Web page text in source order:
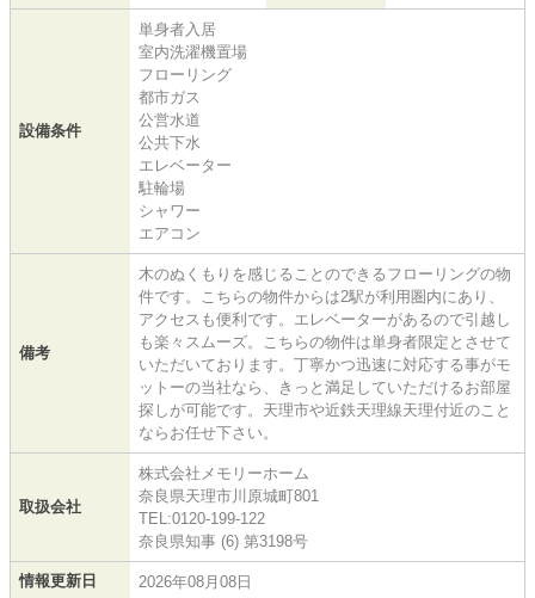
設備条件
単身者入居
室内洗濯機置場
フローリング
都市ガス
公営水道
公共下水
エレベーター
駐輪場
シャワー
エアコン
備考
木のぬくもりを感じることのできるフローリングの物
件です。こちらの物件からは2駅が利用圏内にあり、
アクセスも便利です。エレベーターがあるので引越し
も楽々スムーズ。こちらの物件は単身者限定とさせて
いただいております。丁寧かつ迅速に対応する事がモ
ットーの当社なら、きっと満足していただけるお部屋
探しが可能です。天理市や近鉄天理線天理付近のこと
ならお任せ下さい。
取扱会社
株式会社メモリーホーム
奈良県天理市川原城町801
TEL:0120-199-122
奈良県知事 (6) 第3198号
情報更新日 2026年08月08日